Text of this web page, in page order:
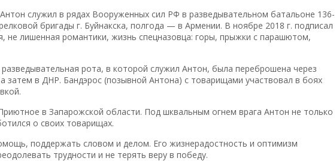
служил в рядах Вооруженных сил РФ в разведывательном батальоне 136-
бригады г. Буйнакска, полгода — в Армении. В ноябре 2018 г. подписал
не лишенная романтики, жизнь спецназовца: горы, прыжки с парашютом,
рота, в которой служил Антон, была переброшена через
затем в ДНР. Бандэрос (позывной Антона) с товарищами участвовал в боях
в Запарожской области. Под шквальным огнем врага Антон не только
о своих товарищах.
поддержать словом и делом. Его жизнерадостность и оптимизм
трудности и не терять веру в победу.